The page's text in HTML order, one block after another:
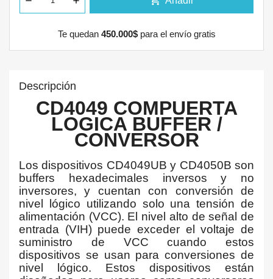
Te quedan 450.000$para el envío gratis
Descripción
CD4049 COMPUERTA
LOGICA BUFFER /
CONVERSOR
Los dispositivos CD4049UB y CD4050B son
buffers hexadecimales inversos y no
inversores, y cuentan con conversión de
nivel lógico utilizando solo una tensión de
alimentación (VCC). El nivel alto de señal de
entrada (VIH) puede exceder el voltaje de
suministro de VCC cuando estos
dispositivos se usan para conversiones de
nivel lógico. Estos dispositivos están